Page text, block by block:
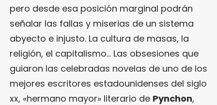
pero desde esa posición marginal podrán
señalar las fallas y miserias de un sistema
abyecto e injusto. La cultura de masas, la
religión, el capitalismo… Las obsesiones que
guiaron las celebradas novelas de uno de los
mejores escritores estadounidenses del siglo
xx, «hermano mayor» literario de Pynchon,